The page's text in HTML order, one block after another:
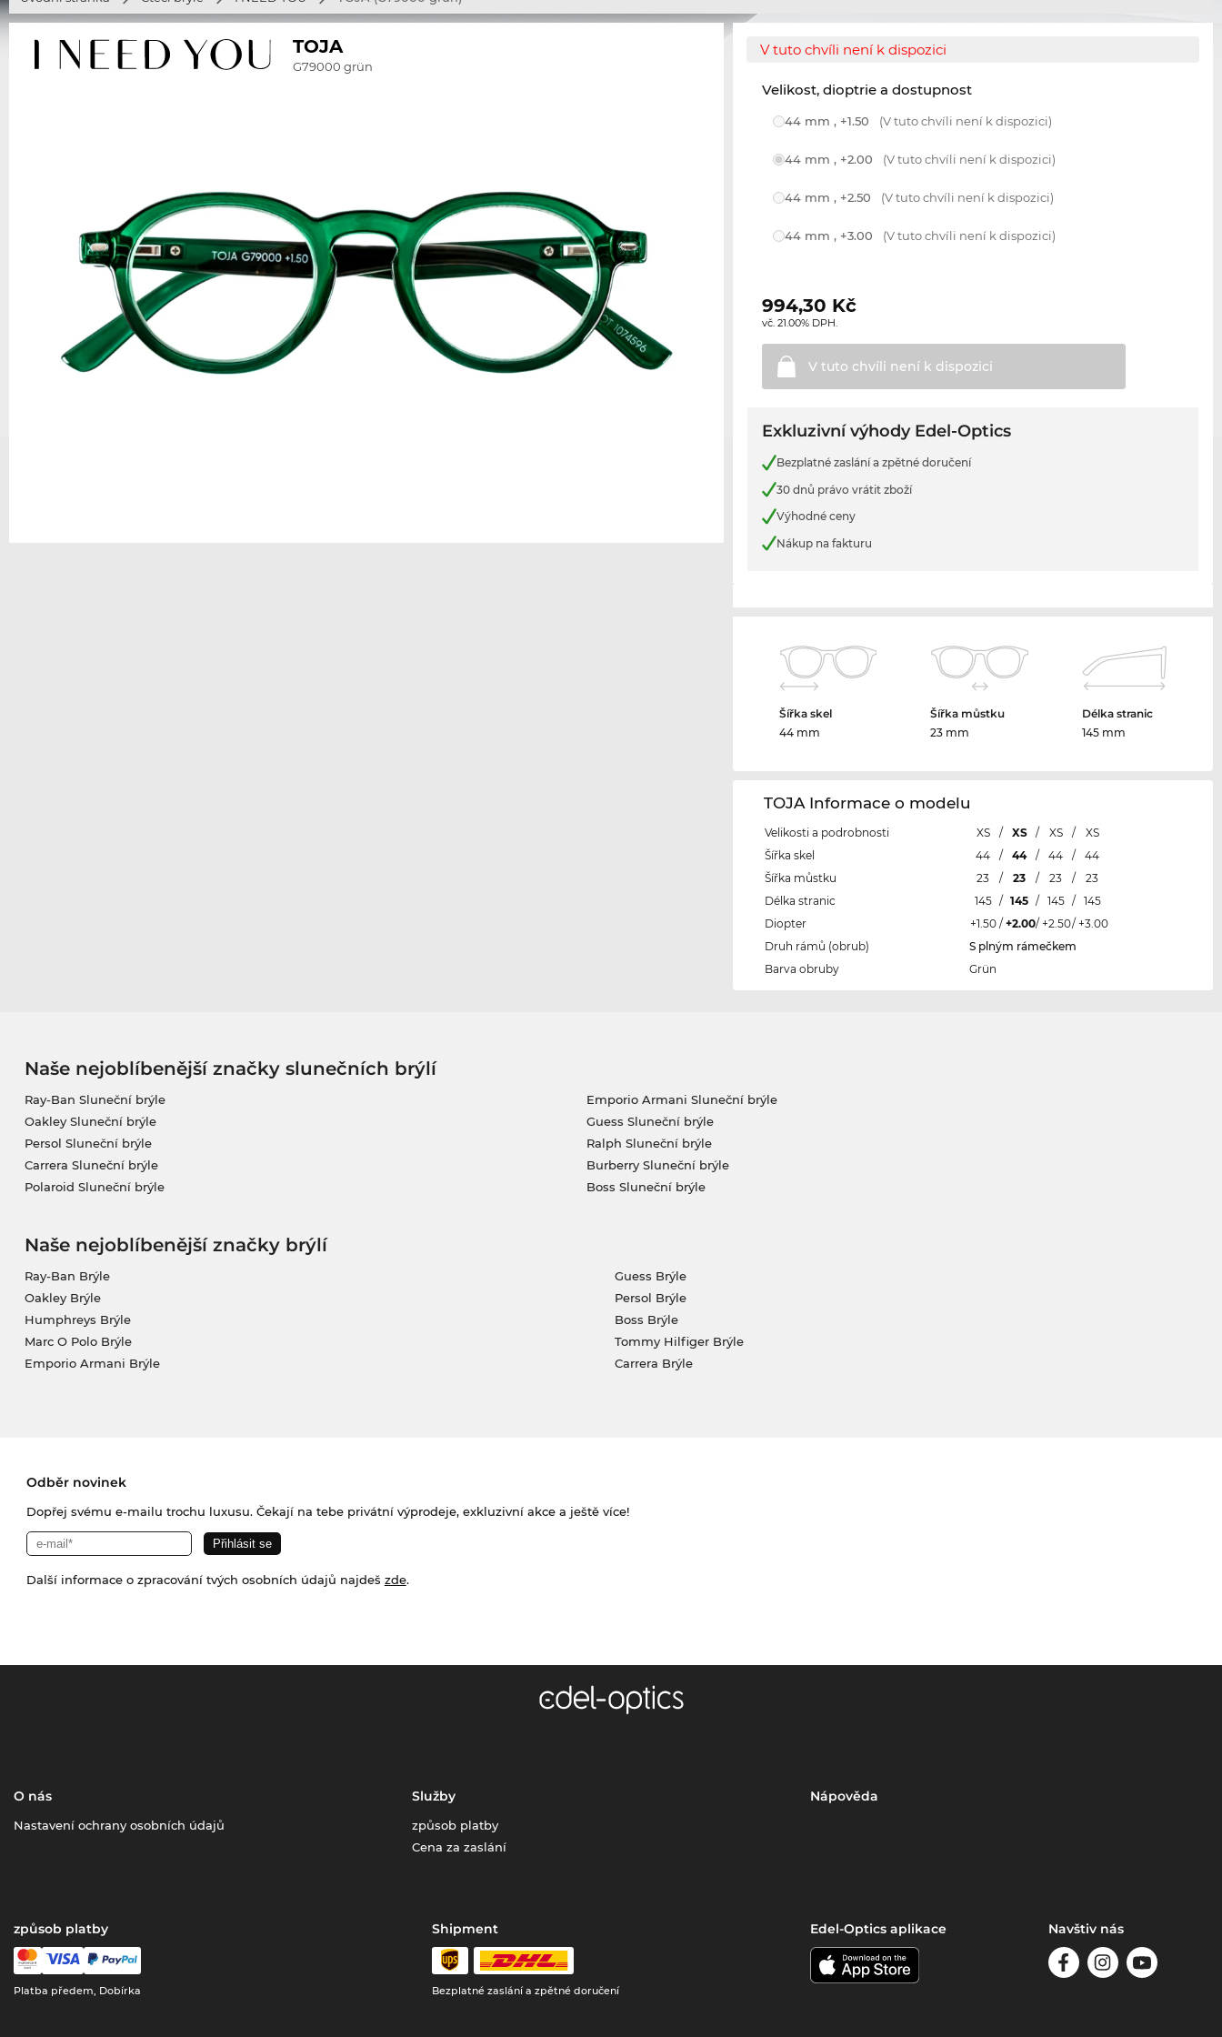
TOJA
G79000 grün
V tuto chvíli není k dispozici
Velikost, dioptrie a dostupnost
44 mm , +1.50 (V tuto chvíli není k dispozici)
44 mm , +2.00 (V tuto chvíli není k dispozici)
44 mm , +2.50 (V tuto chvíli není k dispozici)
44 mm , +3.00 (V tuto chvíli není k dispozici)
994,30 Kč
vč. 21.00% DPH.
V tuto chvíli není k dispozici
Exkluzivní výhody Edel-Optics
Bezplatné zaslání a zpětné doručení
30 dnů právo vrátit zboží
Výhodné ceny
Nákup na fakturu
Šířka skel
44 mm
Šířka můstku
23 mm
Délka stranic
145 mm
TOJA Informace o modelu
Velikosti a podrobnosti XS / XS / XS /
XS
Šířka skel
44 / 44 / 44 /
44
Šířka můstku
23 / 23 / 23 /
23
Délka stranic
145 / 145 / 145 / 145
Diopter
+1.50 / +2.00/ +2.50/ +3.00
Druh rámů (obrub)
S plným rámečkem
Barva obruby
Grün
Naše nejoblíbenější značky slunečních brýlí
Ray-Ban Sluneční brýle
Oakley Sluneční brýle
Persol Sluneční brýle
Carrera Sluneční brýle
Polaroid Sluneční brýle
Emporio Armani Sluneční brýle
Guess Sluneční brýle
Ralph Sluneční brýle
Burberry Sluneční brýle
Boss Sluneční brýle
Naše nejoblíbenější značky brýlí
Ray-Ban Brýle
Oakley Brýle
Humphreys Brýle
Marc O Polo Brýle
Emporio Armani Brýle
Guess Brýle
Persol Brýle
Boss Brýle
Tommy Hilfiger Brýle
Carrera Brýle
Odběr novinek
Dopřej svému e-mailu trochu luxusu. Čekají na tebe privátní výprodeje, exkluzivní akce a ještě více!
Další informace o zpracování tvých osobních údajů najdeš zde.
O nás
Nastavení ochrany osobních údajů
Služby
způsob platby
Cena za zaslání
Nápověda
způsob platby
Platba předem, Dobírka
Shipment
Bezplatné zaslání a zpětné doručení
Edel-Optics aplikace Navštiv nás